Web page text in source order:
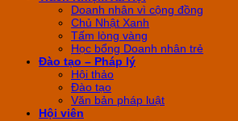
Doanh nhân vì cộng đồng
Chủ Nhật Xanh
Tấm lòng vàng
Học bổng Doanh nhân trẻ
Đào tạo – Pháp lý
Hội thảo
Đào tạo
Văn bản pháp luật
Hội viên